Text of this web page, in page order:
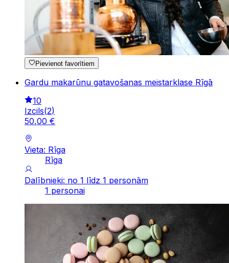
Pievienot favorītiem
Gardu makarūnu gatavošanas meistarklase Rīgā
10
Izcils(2)
50,00 €
Vieta: Rīga
Rīga
Dalībnieki: no 1 līdz 1 personām
1 personai